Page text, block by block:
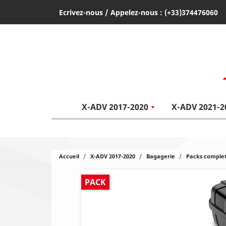
Ecrivez-nous / Appelez-nous : (+33)374476060
X-ADV 2017-2020 X-ADV 2021-
Accueil X-ADV 2017-2020 Bagagerie Packs
PACK